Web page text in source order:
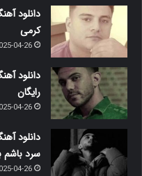
ی
دانلود
کرمی
04-26
دانلود
رایگان
04-26
دانلود
سرد باشم
04-26